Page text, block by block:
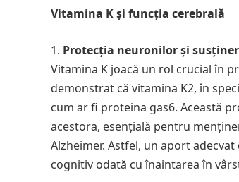
Vitamina K și funcția cerebrală
Protecția neuronilor și
Vitamina K joacă un rol crucial în
demonstrat că vitamina K2, în
cum ar fi proteina gas6. Această
acestora, esențială pentru
Alzheimer. Astfel, un aport
cognitiv odată cu înaintarea în